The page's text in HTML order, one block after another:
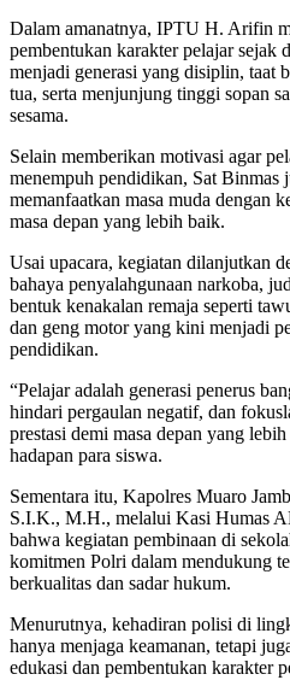
Dalam amanatnya, IPTU H. Arifin
pembentukan karakter pelajar sejak
menjadi generasi yang disiplin, taat
tua, serta menjunjung tinggi sopan
sesama.
Selain memberikan motivasi agar
menempuh pendidikan, Sat Binmas
memanfaatkan masa muda dengan
masa depan yang lebih baik.
Usai upacara, kegiatan dilanjutkan
bahaya penyalahgunaan narkoba,
bentuk kenakalan remaja seperti
dan geng motor yang kini menjadi
pendidikan.
“Pelajar adalah generasi penerus
hindari pergaulan negatif, dan
prestasi demi masa depan yang
hadapan para siswa.
Sementara itu, Kapolres Muaro
S.I.K., M.H., melalui Kasi Humas
bahwa kegiatan pembinaan di
komitmen Polri dalam mendukung
berkualitas dan sadar hukum.
Menurutnya, kehadiran polisi di
hanya menjaga keamanan, tetapi
edukasi dan pembentukan karakter